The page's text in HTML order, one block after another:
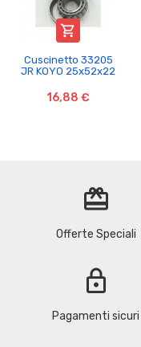

Cuscinetto 33205
JR KOYO 25x52x22
16,88 €
redeem
Offerte Speciali
lock
Pagamenti sicuri